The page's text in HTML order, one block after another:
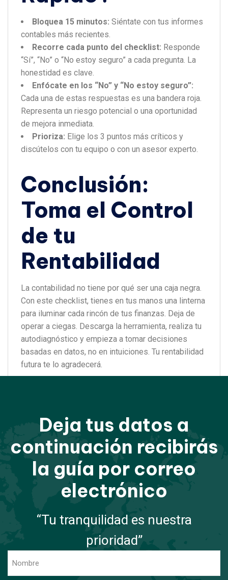
Bloquea 15 minutos: Siéntate con tus informes
contables más recientes.
Recorre cada punto del checklist: Responde
“Sí”, “No” o “No estoy seguro” a cada pregunta. La
honestidad es clave.
Enfócate en los “No” y “No estoy seguro”:
Cada una de estas respuestas es una bandera roja.
Representa un riesgo potencial o una oportunidad
de mejora inmediata.
Prioriza: Elige los 3 puntos más críticos y
discútelos con tu equipo o con un asesor experto.
Conclusión:
Toma el Control
de tu
Rentabilidad
La contabilidad no tiene por qué ser una caja negra.
Con este checklist, tienes en tus manos una linterna
para iluminar cada rincón de tus finanzas. Deja de
operar a ciegas. Descarga la herramienta, realiza tu
autodiagnóstico y empieza a tomar decisiones
basadas en datos, no en intuiciones. Tu rentabilidad
futura te lo agradecerá.
Deja tus datos a
continuación recibirás
la guía por correo
electrónico
“Tu tranquilidad es nuestra
prioridad”